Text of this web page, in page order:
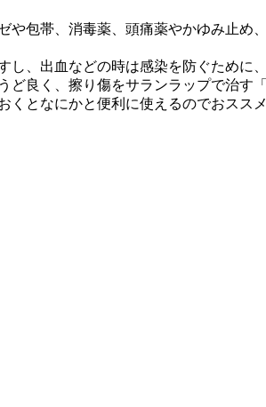
包帯、消毒薬、頭痛薬やかゆみ止め
、出血などの時は感染を防ぐために
良く、擦り傷をサランラップで治す
となにかと便利に使えるのでおス